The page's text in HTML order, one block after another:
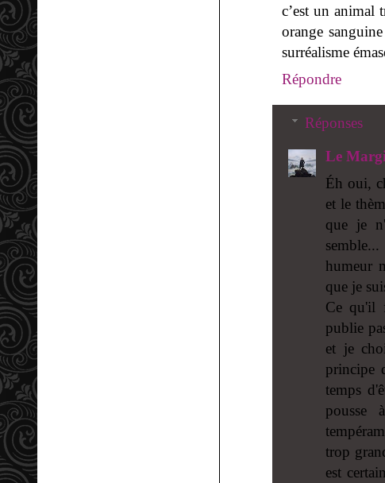
c’est un animal
orange
surréalisme
Répondre
Réponses
Le
Éh oui,
et le
que je
humeur
que je
Ce qu'il
publie
et je
principe
temps
pousse
trop
est